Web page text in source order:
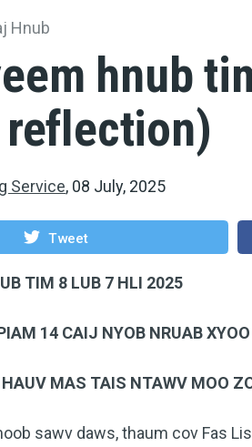
Hnub
hnub
Service, 08 July, 2025
Tweet
TIM 8 LUB 7 HLI 2025
14 CAIJ NYOB NRUAB XYOO
HAUV MAS TAIS NTAWV MOO
daws, thaum cov Fas Lis